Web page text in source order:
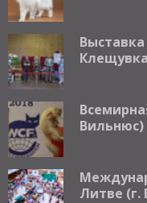
Вильнюс)
Литве (г.